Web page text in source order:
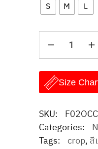
S M L
Size
SKU:
Categories:
Tags: crop, สี